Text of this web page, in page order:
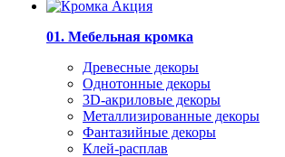
01. Мебельная кромка
Древесные декоры
Однотонные декоры
3D-акриловые декоры
Металлизированные декоры
Фантазийные декоры
Клей-расплав